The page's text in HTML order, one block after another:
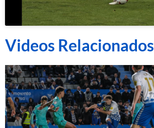
Videos Relacionados